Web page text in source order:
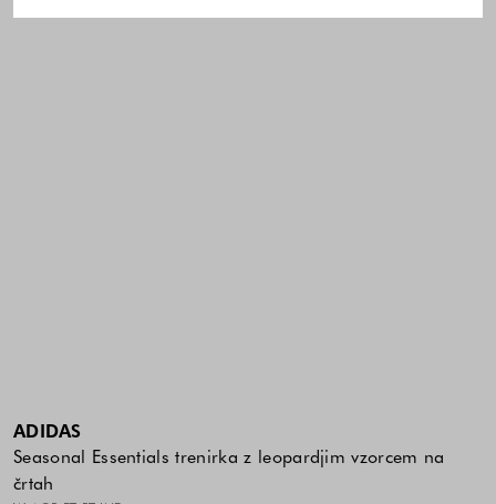
ADIDAS
Seasonal Essentials trenirka z leopardjim vzorcem na
črtah